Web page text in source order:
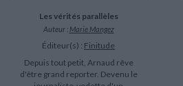
Les vérités parallèles
Auteur : Marie Mangez
Éditeur(s) : Finitude
Depuis tout petit, Arnaud rêve
d'être grand reporter. Devenu le